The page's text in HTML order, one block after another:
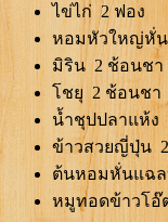
ไข่ไก่ 2 ฟอง
หอมหัวใหญ่หั่น
มิริน 2 ช้อนชา
โชยุ 2 ช้อนชา
น้ำชุปปลาแห้ง
ข้าวสวยญี่ปุ่น
ต้นหอมหั่นแฉล
หมูทอดข้าวโอ๊